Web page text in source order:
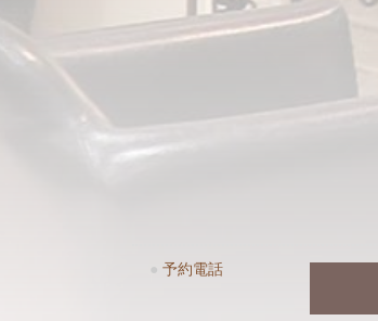
● 予約電話